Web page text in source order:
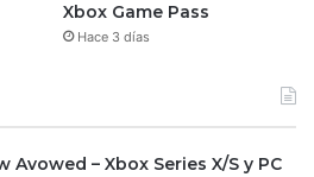
Xbox Game Pass
Hace 3 días
Avowed – Xbox Series X/S y PC